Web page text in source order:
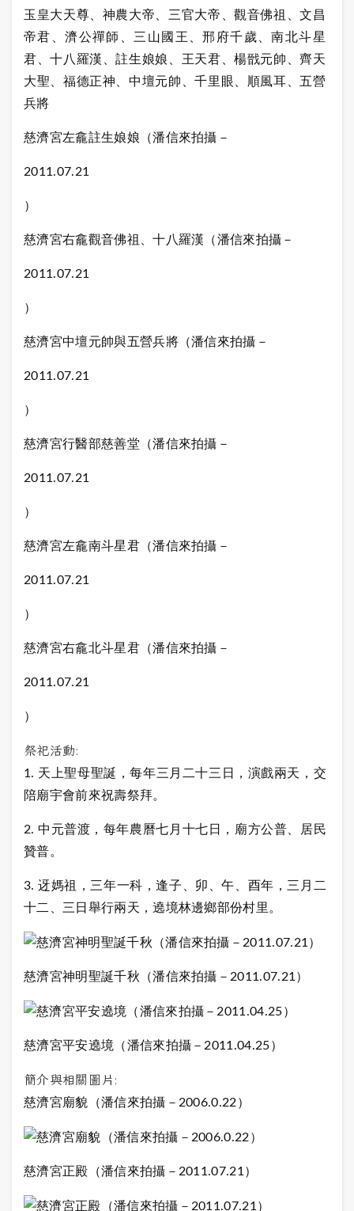
玉皇大天尊、神農大帝、三官大帝、觀音佛祖、文昌
帝君、濟公禪師、三山國王、邢府千歲、南北斗星
君、十八羅漢、註生娘娘、王天君、楊戩元帥、齊天
大聖、福德正神、中壇元帥、千里眼、順風耳、五營
兵將
慈濟宮左龕註生娘娘（潘信來拍攝－
2011.07.21
）
慈濟宮右龕觀音佛祖、十八羅漢（潘信來拍攝－
2011.07.21
）
慈濟宮中壇元帥與五營兵將（潘信來拍攝－
2011.07.21
）
慈濟宮行醫部慈善堂（潘信來拍攝－
2011.07.21
）
慈濟宮左龕南斗星君（潘信來拍攝－
2011.07.21
）
慈濟宮右龕北斗星君（潘信來拍攝－
2011.07.21
）
祭祀活動:
1. 天上聖母聖誕，每年三月二十三日，演戲兩天，交
陪廟宇會前來祝壽祭拜。
2. 中元普渡 ，每年農曆七月十七日，廟方公普、居民
贊普。
3. 迓媽祖
，三年一科，逢子、卯、午、酉年，三月二
十二、三日舉行兩天，遶境林邊鄉部份村里。
慈濟宮神明聖誕千秋（潘信來拍攝－ 2011.07.21 ）
慈濟宮平安遶境（潘信來拍攝－ 2011.04.25）
簡介與相關圖片:
慈濟宮廟貌（潘信來拍攝－ 2006.0.22）
慈濟宮正殿（潘信來拍攝－ 2011.07.21 ）